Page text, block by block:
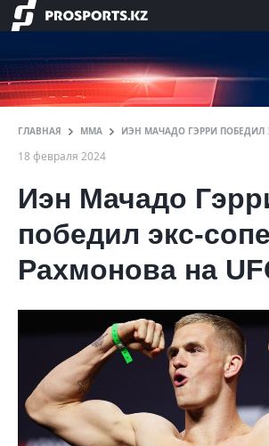
ГЛАВНАЯ ММА ИЭН МАЧАДО ГЭРРИ ПОБЕДИЛ
18 февраля 2024
Иэн Мачадо
победил экс-
Рахмонова на